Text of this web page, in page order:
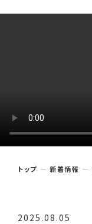
トップ 新着情報
2025.08.05